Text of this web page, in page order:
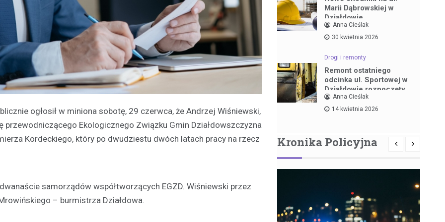
ogłosił w miniona sobotę, 29 czerwca, że Andrzej Wiśniewski,
przewodniczącego Ekologicznego Związku Gmin Działdowszczyzna
Kordeckiego, który po dwudziestu dwóch latach pracy na rzecz
samorządów współtworzących EGZD. Wiśniewski przez
– burmistrza Działdowa.
Marii Dąbrowskiej w
Działdowie
Anna Cieślak
30 kwietnia 2026
Drogi i remonty
Remont ostatniego
odcinka ul. Sportowej w
Działdowie rozpoczęty
Anna Cieślak
14 kwietnia 2026
Kronika Policyjna